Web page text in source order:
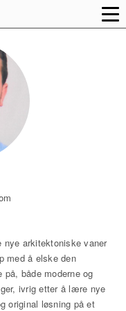
arkitektoniske vaner
med å elske den
både moderne og
ivrig etter å lære nye
original løsning på et